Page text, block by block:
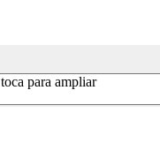
para ampliar